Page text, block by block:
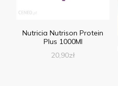
Nutricia Nutrison Protein
Plus 1000Ml
20,90zł